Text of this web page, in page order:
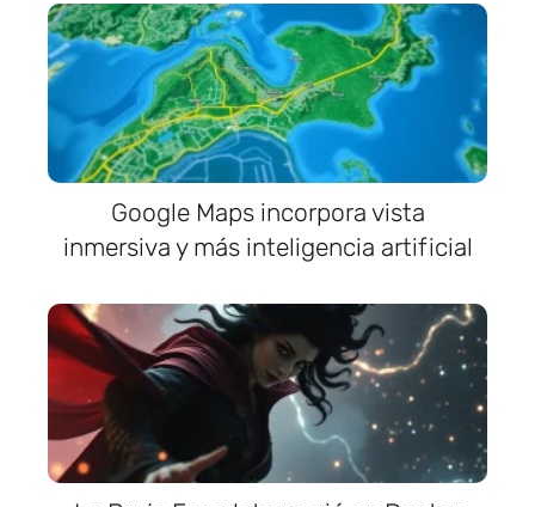
Google Maps incorpora vista
inmersiva y más inteligencia artificial